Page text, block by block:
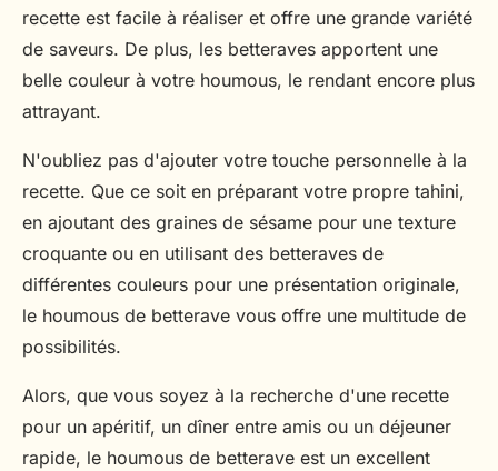
recette est facile à réaliser et offre une grande variété
de saveurs. De plus, les betteraves apportent une
belle couleur à votre houmous, le rendant encore plus
attrayant.
N'oubliez pas d'ajouter votre touche personnelle à la
recette. Que ce soit en préparant votre propre tahini,
en ajoutant des graines de sésame pour une texture
croquante ou en utilisant des betteraves de
différentes couleurs pour une présentation originale,
le houmous de betterave vous offre une multitude de
possibilités.
Alors, que vous soyez à la recherche d'une recette
pour un apéritif, un dîner entre amis ou un déjeuner
rapide, le houmous de betterave est un excellent